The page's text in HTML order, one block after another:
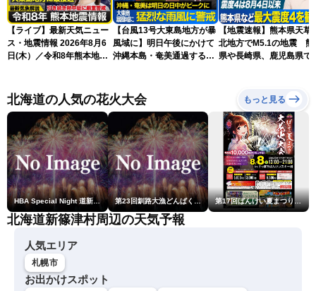
【ライブ】最新天気ニュー
ス・地震情報 2026年8月6
日(木）／令和8年熊本地震
戒 〈ウェザーニュースLiVE
コーヒータイム・魚住茉由
／山口剛央〉
【台風13号大東島地方が暴
風域に】明日午後にかけて
沖縄本島・奄美通過する見
【地震速報】熊本県天草
北地方でM5.1の地震 熊
県や長崎県、鹿児島県で
北海道の人気の花火大会 もっと見る
HBA Special Night 道新・秋華火（はなび） 第23回釧路大漁どんぱく花火大会 ～道新・光と音のファンタジー～ 第17回ばんけい夏まつり大花火大会
北海道新篠津村周辺の天気予報
人気エリア
札幌市
お出かけスポット